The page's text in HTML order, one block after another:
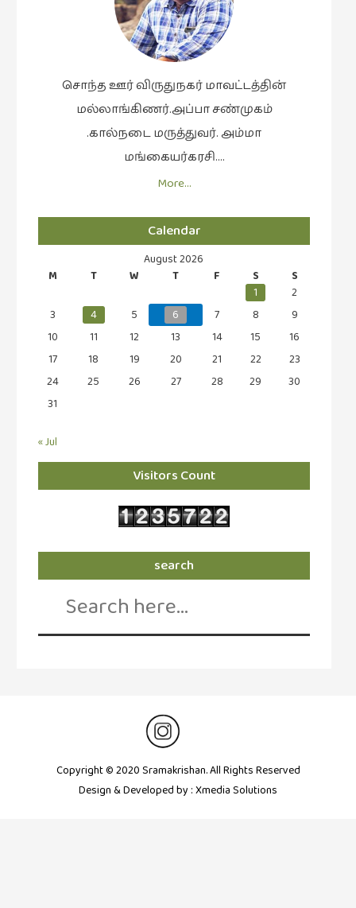
சொந்த ஊர் விருதுநகர் மாவட்டத்தின்
மல்லாங்கிணர்.அப்பா சண்முகம்
.கால்நடை மருத்துவர். அம்மா
மங்கையர்கரசி….
More…
Calendar
August 2026
M
T W T F S
S
1
2
3
4 5 6 7 8
9
10
11 12 13 14 15
16
17
18 19 20 21 22
23
24
25 26 27 28 29
30
31
« Jul
Visitors Count
search
Search
Copyright © 2020 Sramakrishan. All Rights Reserved
Design & Developed by :Xmedia Solutions